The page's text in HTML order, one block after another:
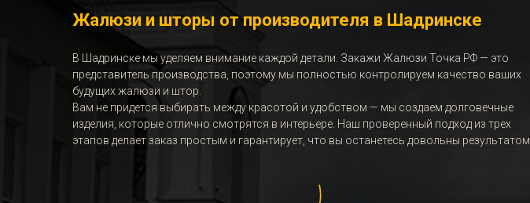
Жалюзи и шторы от производителя в Шадринске
В Шадринске мы уделяем внимание каждой детали. Закажи Жалюзи Точка РФ — это
представитель производства, поэтому мы полностью контролируем качество ваших
будущих жалюзи и штор.
Вам не придется выбирать между красотой и удобством — мы создаем долговечные
изделия, которые отлично смотрятся в интерьере. Наш проверенный подход из трех
этапов делает заказ простым и гарантирует, что вы останетесь довольны результатом.